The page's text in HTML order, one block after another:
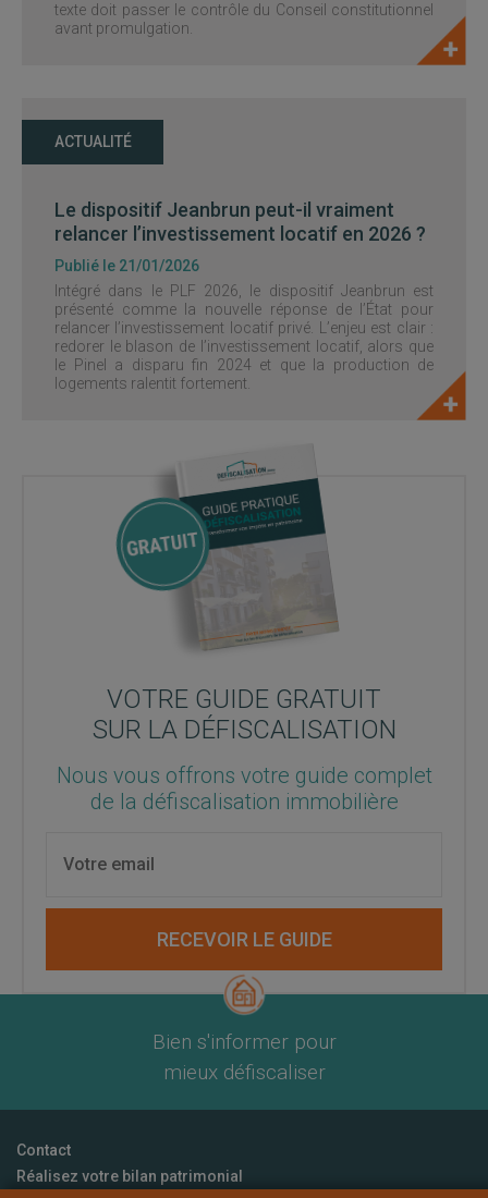
texte doit passer le contrôle du Conseil constitutionnel
avant promulgation.
ACTUALITÉ
Le dispositif Jeanbrun peut-il vraiment
relancer l’investissement locatif en 2026 ?
Publié le 21/01/2026
Intégré dans le PLF 2026, le dispositif Jeanbrun est
présenté comme la nouvelle réponse de l’État pour
relancer l’investissement locatif privé. L’enjeu est clair :
redorer le blason de l’investissement locatif, alors que
le Pinel a disparu fin 2024 et que la production de
logements ralentit fortement.
VOTRE GUIDE GRATUIT
SUR LA DÉFISCALISATION
Nous vous offrons votre guide complet
de la défiscalisation immobilière
RECEVOIR LE GUIDE
Bien s'informer pour
mieux défiscaliser
Contact
Réalisez votre bilan patrimonial